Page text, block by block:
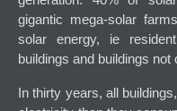
gigantic mega-solar
solar energy, ie
buildings and buildings
In thirty years, all